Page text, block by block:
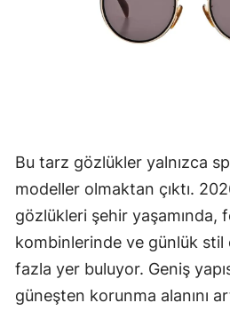
Bu tarz gözlükler yalnızca
modeller olmaktan çıktı.
gözlükleri şehir yaşamında,
kombinlerinde ve günlük stil
fazla yer buluyor. Geniş
güneşten korunma alanını